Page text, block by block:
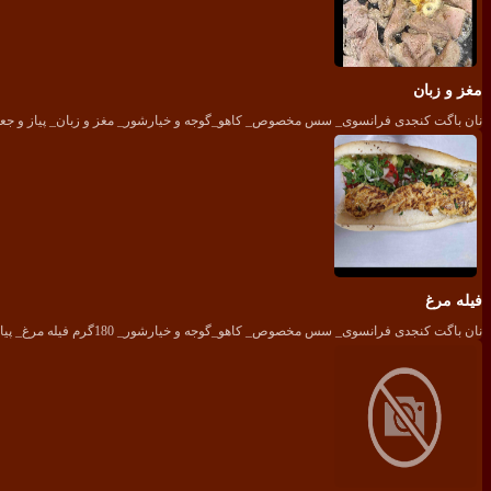
مغز و زبان
نان باگت کنجدی فرانسوی_ سس مخصوص_ کاهو_گوجه و خیارشور_ مغز و زبان_ پیاز و
فیله مرغ
نان باگت کنجدی فرانسوی_ سس مخصوص_ کاهو_گوجه و خیارشور_ 180گرم فیله مرغ_ پیاز و جعفری